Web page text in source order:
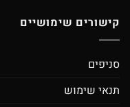
קישורים שימושיים
סניפים
תנאי שימוש